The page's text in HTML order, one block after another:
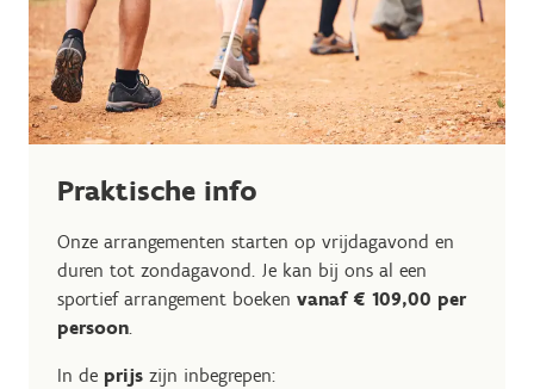
Praktische info
Onze arrangementen starten op vrijdagavond en
duren tot zondagavond. Je kan bij ons al een
sportief arrangement boeken vanaf € 109,00 per
persoon.
In de prijs zijn inbegrepen: